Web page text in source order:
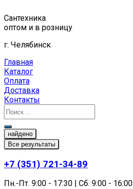
к
содержимому
Сантехника
оптом и в розницу
г. Челябинск
Главная
Каталог
Оплата
Доставка
Контакты
найдено
Все результаты
+7 (351) 721-34-89
Пн.-Пт. 9:00 - 17:30 | Сб. 9:00 - 16:00